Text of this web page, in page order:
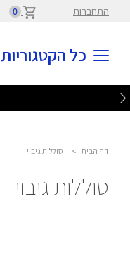
התחברות 0
כל הקטגוריות
דף הבית > סוללות גיבוי
סוללות גיבוי